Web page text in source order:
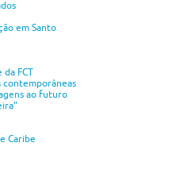
em Santo
FCT
contemporâneas
ao futuro
Caribe